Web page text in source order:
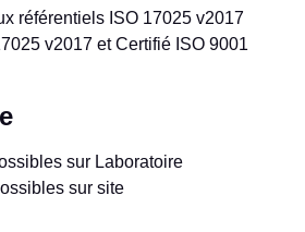
référentiels ISO 17025 v2017
v2017 et Certifié ISO 9001
sur Laboratoire
sur site